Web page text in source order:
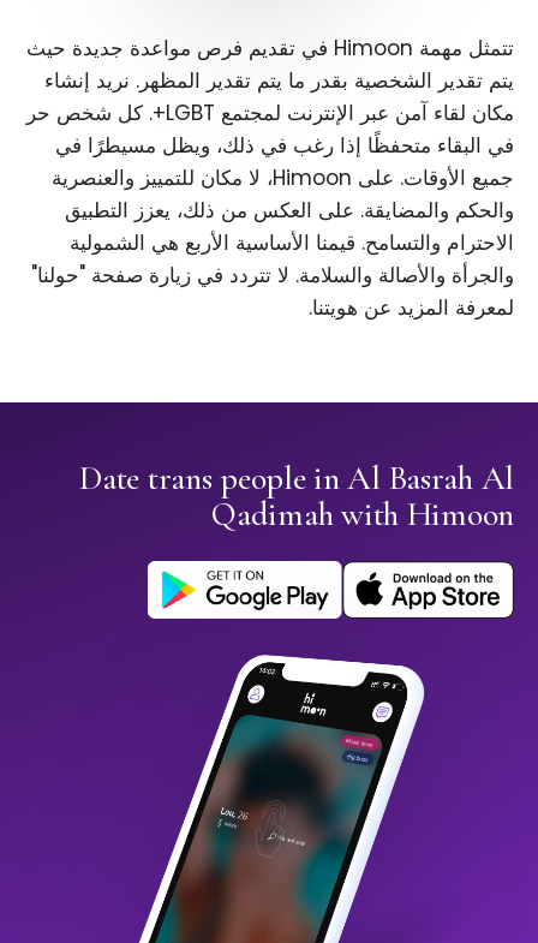
تتمثل مهمة Himoon في تقديم فرص مواعدة جديدة حيث
يتم تقدير الشخصية بقدر ما يتم تقدير المظهر. نريد إنشاء
مكان لقاء آمن عبر الإنترنت لمجتمع LGBT+. كل شخص حر
في البقاء متحفظًا إذا رغب في ذلك، ويظل مسيطرًا في
جميع الأوقات. على Himoon، لا مكان للتمييز والعنصرية
والحكم والمضايقة. على العكس من ذلك، يعزز التطبيق
الاحترام والتسامح. قيمنا الأساسية الأربع هي الشمولية
والجرأة والأصالة والسلامة. لا تتردد في زيارة صفحة "حولنا"
لمعرفة المزيد عن هويتنا.
Date trans people in Al Basrah Al
Qadimah with Himoon